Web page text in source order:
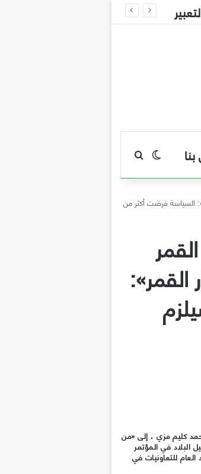
الوضع المظلم
السياسة فرضت أكثر من
كليم مزي ، إلى «من
البلاد في المؤتمر
للتعاونيات في